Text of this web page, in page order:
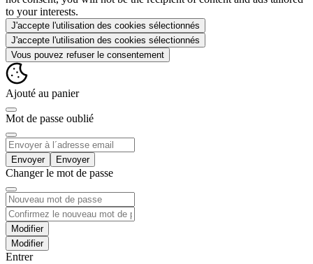
to your interests.
J'accepte l'utilisation des cookies sélectionnés
J'accepte l'utilisation des cookies sélectionnés
Vous pouvez refuser le consentement
Ajouté au panier
Mot de passe oublié
Envoyer
Changer le mot de passe
Modifier
Entrer